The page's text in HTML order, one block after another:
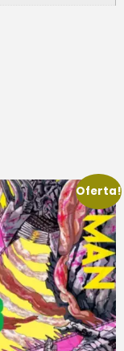
Oferta!